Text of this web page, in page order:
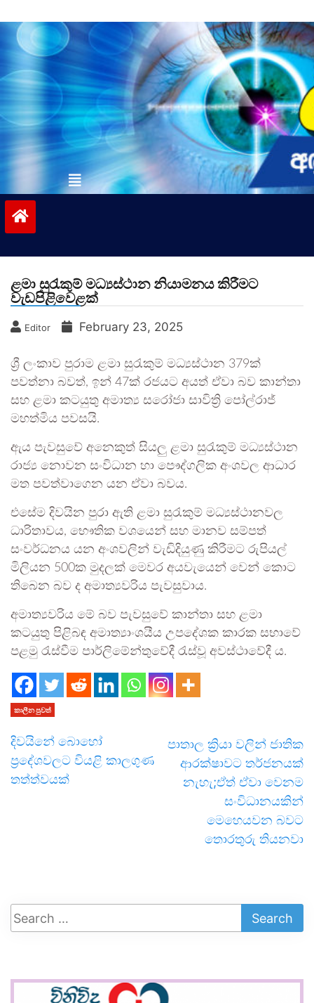
to
contentvinivida.lk
ළමා සුරැකුම් මධ්‍යස්ථාන නියාමනය කිරීමට
වැඩපිළිවෙළක්
Editor February 23, 2025
ශ්‍රී ලංකාව පුරාම ළමා සුරැකුම් මධ්‍යස්ථාන 379ක්
පවත්නා බවත්, ඉන් 47ක් රජයට අයත් ඒවා බව කාන්තා
සහ ළමා කටයුතු අමාත්‍ය සරෝජා සාවිත්‍රි පෝල්රාජ්
මහත්මිය පවසයි.
ඇය පැවසුවේ අනෙකුත් සියලු ළමා සුරැකුම් මධ්‍යස්ථාන
රාජ්‍ය නොවන සංවිධාන හා පෞද්ගලික අංශවල ආධාර
මත පවත්වාගෙන යන ඒවා බවය.
එසේම දිවයින පුරා ඇති ළමා සුරැකුම් මධ්‍යස්ථානවල
ධාරිතාවය, භෞතික වශයෙන් සහ මානව සම්පත්
සංවර්ධනය යන අංශවලින් වැඩිදියුණු කිරීමට රුපියල්
මිලියන 500ක මුදලක් මෙවර අයවැයෙන් වෙන් කොට
තිබෙන බව ද අමාත්‍යවරිය පැවසුවාය.
අමාත්‍යවරිය මේ බව පැවසුවේ කාන්තා සහ ළමා
කටයුතු පිළිබඳ අමාත්‍යාංශයීය උපදේශක කාරක සභාවේ
පළමු රැස්වීම පාර්ලිමේන්තුවේදී රැස්වූ අවස්ථාවේදී ය.
කාලීන පුවත්
දිවයිනේ බොහෝ
ප්‍රදේශවලට වියළි කාලගුණ
තත්ත්වයක්
පාතාල ක්‍රියා වලින් ජාතික
ආරක්ෂාවට තර්ජනයක්
නැහැ;ඒත් ඒවා වෙනම
සංවිධානයකින්
මෙහෙයවන බවට
තොරතුරු තියනවා